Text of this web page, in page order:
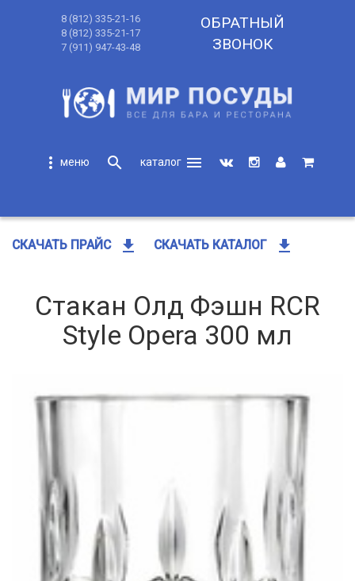
8 (812) 335-21-16
8 (812) 335-21-17
7 (911) 947-43-48
ОБРАТНЫЙ
ЗВОНОК
more_vert search
menu
СКАЧАТЬ ПРАЙС get_app СКАЧАТЬ КАТАЛОГ get_app
Стакан Олд Фэшн RCR
Style Opera 300 мл